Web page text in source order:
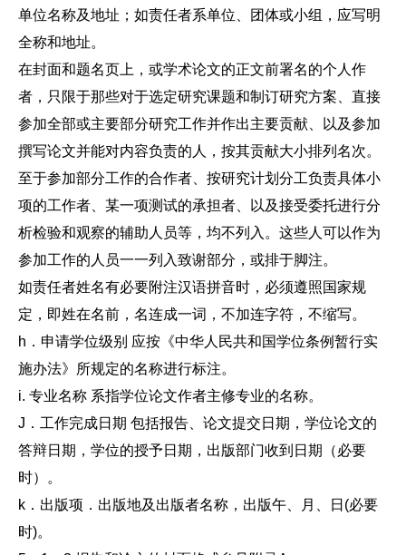
单位名称及地址；如责任者系单位、团体或小组，应写明
全称和地址。
在封面和题名页上，或学术论文的正文前署名的个人作
者，只限于那些对于选定研究课题和制订研究方案、直接
参加全部或主要部分研究工作并作出主要贡献、以及参加
撰写论文并能对内容负责的人，按其贡献大小排列名次。
至于参加部分工作的合作者、按研究计划分工负责具体小
项的工作者、某一项测试的承担者、以及接受委托进行分
析检验和观察的辅助人员等，均不列入。这些人可以作为
参加工作的人员一一列入致谢部分，或排于脚注。
如责任者姓名有必要附注汉语拼音时，必须遵照国家规
定，即姓在名前，名连成一词，不加连字符，不缩写。
h．申请学位级别 应按《中华人民共和国学位条例暂行实
施办法》所规定的名称进行标注。
i. 专业名称 系指学位论文作者主修专业的名称。
J．工作完成日期 包括报告、论文提交日期，学位论文的
答辩日期，学位的授予日期，出版部门收到日期（必要
时）。
k．出版项．出版地及出版者名称，出版午、月、日(必要
时)。